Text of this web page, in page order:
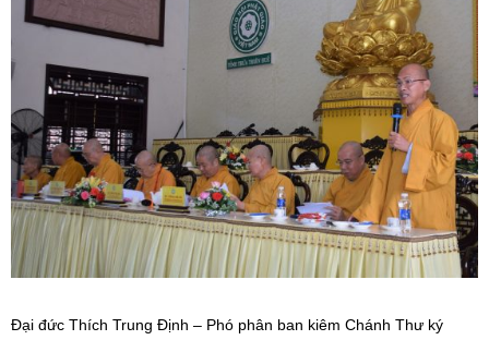
Đại đức Thích Trung Định – Phó phân ban kiêm Chánh Thư ký